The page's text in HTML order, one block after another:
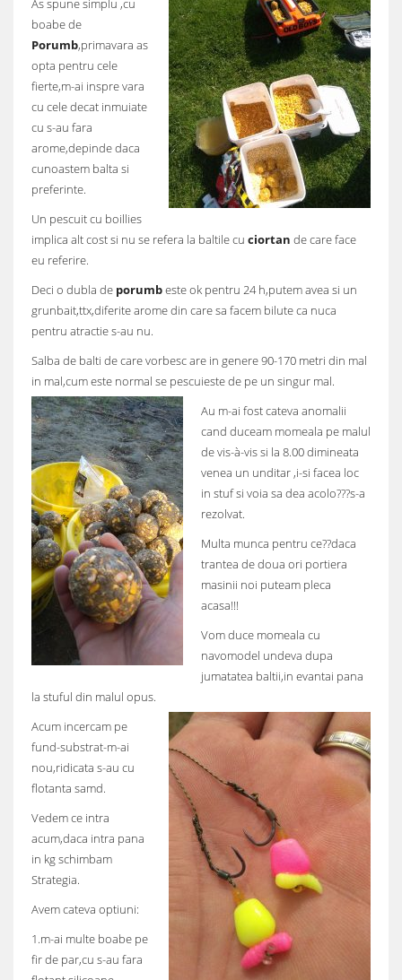
As spune simplu ,cu
boabe de
Porumb,primavara as
opta pentru cele
fierte,m-ai inspre vara
cu cele decat inmuiate
cu s-au fara
arome,depinde daca
cunoastem balta si
preferinte.
Un pescuit cu boillies
implica alt cost si nu se refera la baltile cu ciortan de care face
eu referire.
Deci o dubla de porumbeste ok pentru 24 h,putem avea si un
grunbait,ttx,diferite arome din care sa facem bilute ca nuca
pentru atractie s-au nu.
Salba de balti de care vorbesc are in genere 90-170 metri din mal
in mal,cum este normal se pescuieste de pe un singur mal.
Au m-ai fost cateva anomalii
cand duceam momeala pe malul
de vis-à-vis si la 8.00 dimineata
venea un unditar ,i-si facea loc
in stuf si voia sa dea acolo???s-a
rezolvat.
Multa munca pentru ce??daca
trantea de doua ori portiera
masinii noi puteam pleca
acasa!!!
Vom duce momeala cu
navomodel undeva dupa
jumatatea baltii,in evantai pana
la stuful din malul opus.
Acum incercam pe
fund-substrat-m-ai
nou,ridicata s-au cu
flotanta samd.
Vedem ce intra
acum,daca intra pana
in kg schimbam
Strategia.
Avem cateva optiuni:
1.m-ai multe boabe pe
fir de par,cu s-au fara